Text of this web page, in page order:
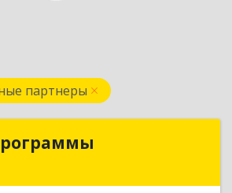
партнеры
Простые программы